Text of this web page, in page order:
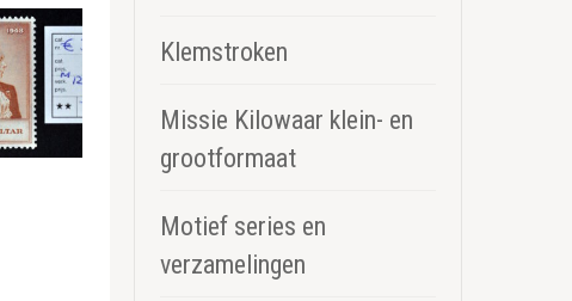
Klemstroken
Missie Kilowaar klein- en
grootformaat
Motief series en
verzamelingen